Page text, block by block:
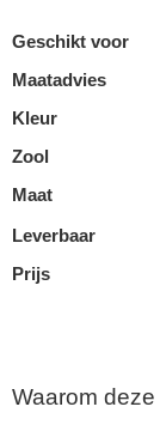
Geschikt voor
Maatadvies
Kleur
Zool
Maat
Leverbaar
Prijs
Waarom